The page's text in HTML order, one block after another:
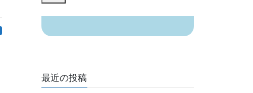
レ
最近の投稿